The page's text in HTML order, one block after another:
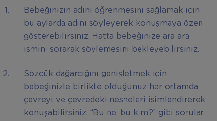
Bebeğinizin adını öğrenmesini sağlamak için
bu aylarda adını söyleyerek konuşmaya özen
gösterebilirsiniz. Hatta bebeğinize ara ara
ismini sorarak söylemesini bekleyebilirsiniz.
Sözcük dağarcığını genişletmek için
bebeğinizle birlikte olduğunuz her ortamda
çevreyi ve çevredeki nesneleri isimlendirerek
konuşabilirsiniz. “Bu ne, bu kim?” gibi sorular